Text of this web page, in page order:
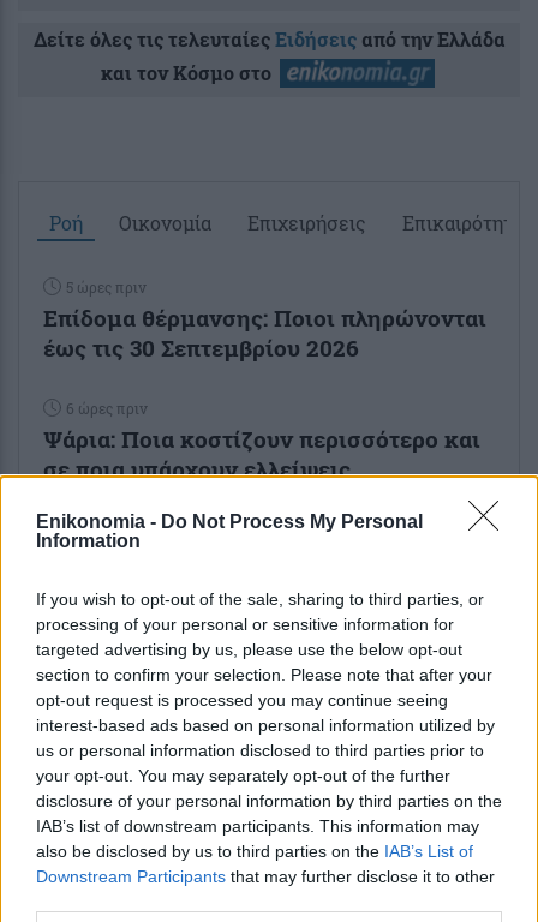
Enikonomia - Do Not Process My Personal
Information
If you wish to opt-out of the sale, sharing to third parties, or
processing of your personal or sensitive information for
targeted advertising by us, please use the below opt-out
section to confirm your selection. Please note that after your
opt-out request is processed you may continue seeing
interest-based ads based on personal information utilized by
us or personal information disclosed to third parties prior to
your opt-out. You may separately opt-out of the further
disclosure of your personal information by third parties on the
IAB’s list of downstream participants. This information may
also be disclosed by us to third parties on the IAB’s List of
Downstream Participants that may further disclose it to other
Δείτε όλες τις τελευταίεςΕιδήσειςαπό την Ελλάδα
και τον Κόσμο στο
Ροή Οικονομία Επιχειρήσεις Επικαιρότητα
5 ώρες πριν
Επίδομα θέρμανσης: Ποιοι πληρώνονται
έως τις 30 Σεπτεμβρίου 2026
6 ώρες πριν
Ψάρια: Ποια κοστίζουν περισσότερο και
σε ποια υπάρχουν ελλείψεις
8 ώρες πριν
ανακούφιση που λαμβάνονται για τους
πληγέντες από τις πυρκαγιές
ENIKOS NETWORK